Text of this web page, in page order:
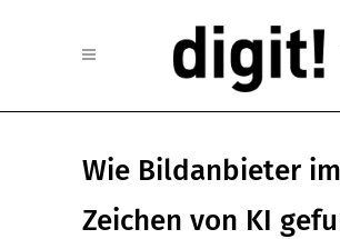
Wie Bildanbieter im
Zeichen von KI